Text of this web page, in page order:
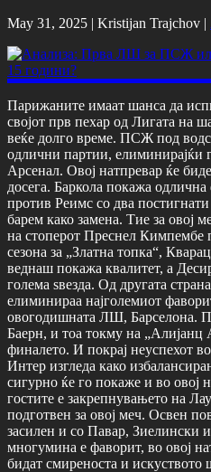
May 31, 2025 | Kristijan Trajchov |
Парижаните имаат шанса да
својот прв пехар од Лигата на
веќе долго време. ПСЖ под
одлични партии, елиминирајќи
Арсенал. Овој натпревар ќе
досега. Баркола покажа
против Реимс со два
барем како замена. Тие за овој
на стоперот Преснел Кимпембе
сезона за „Златна топка“,
веднаш покажа квалитет, а
голема ѕвезда. Од другата
елиминираа најголемиот
овогодишната ЛШ, Барселона.
Баерн, и тоа токму на „Алијанц
финалето. И покрај неуспехот
Интер изгледа како
сигурно ќе го покаже и во овој
гостите е закрепнувањето на
подготвен за овој меч. Освен
засилен и со Павар, Зиелински
многумина е фаворит, во овој
бидат смиреноста и